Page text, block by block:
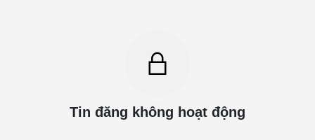
Tin đăng không hoạt động